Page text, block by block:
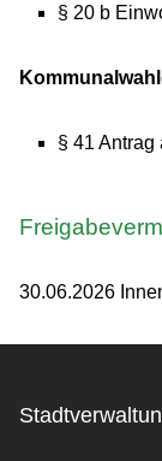
§ 20 b
§ 41
30.06.2026